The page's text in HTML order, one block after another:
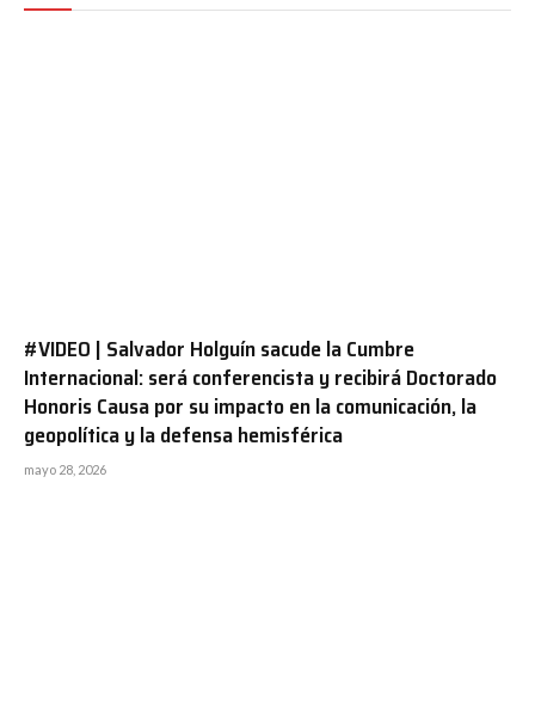
#VIDEO | Salvador Holguín sacude la Cumbre
Internacional: será conferencista y recibirá Doctorado
Honoris Causa por su impacto en la comunicación, la
geopolítica y la defensa hemisférica
mayo 28, 2026